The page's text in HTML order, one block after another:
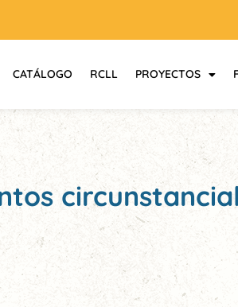
CATÁLOGO RCLL PROYECTOS